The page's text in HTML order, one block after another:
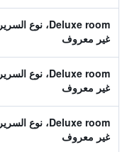
Deluxe room، نوع السرير
غير معروف
Deluxe room، نوع السرير
غير معروف
Deluxe room، نوع السرير
غير معروف